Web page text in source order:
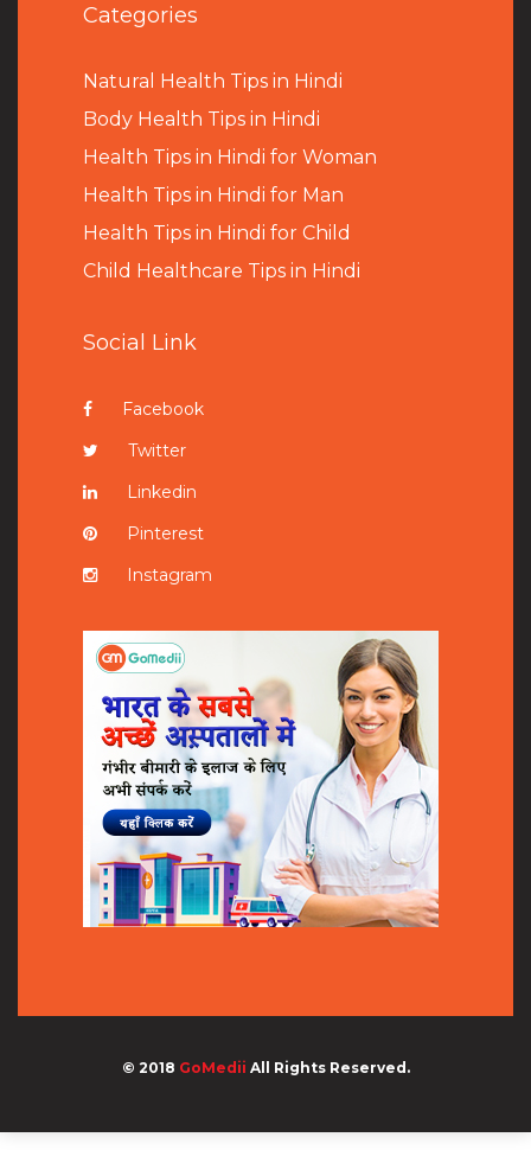
Categories
Natural Health Tips in Hindi
Body Health Tips in Hindi
Health Tips in Hindi for Woman
Health Tips in Hindi for Man
Health Tips in Hindi for Child
Child Healthcare Tips in Hindi
Social Link
Facebook
Twitter
Linkedin
Pinterest
Instagram
© 2018 GoMedii All Rights Reserved.